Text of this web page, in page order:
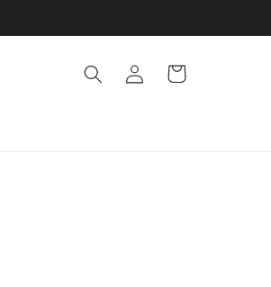
Iniciar
sesión
Carrito